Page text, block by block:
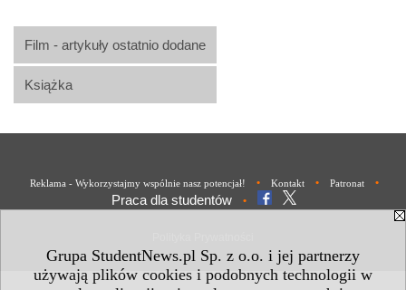
Grupa StudentNews.pl Sp. z o.o. i jej partnerzy
używają plików cookies i podobnych technologii w
Film - artykuły ostatnio dodane
Książka
Reklama - Wykorzystajmy wspólnie nasz potencjał! • Kontakt • Patronat •
Praca dla studentów •